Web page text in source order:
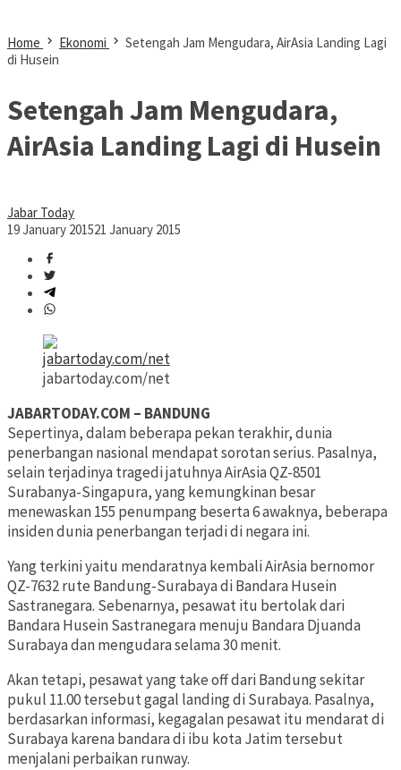
Home Ekonomi
Setengah Jam Mengudara, AirAsia Landing Lagi
di Husein
Setengah Jam Mengudara,
AirAsia Landing Lagi di Husein
Jabar Today
19 January 201521 January 2015
jabartoday.com/net
JABARTODAY.COM – BANDUNG
Sepertinya, dalam beberapa pekan terakhir, dunia
penerbangan nasional mendapat sorotan serius. Pasalnya,
selain terjadinya tragedi jatuhnya AirAsia QZ-8501
Surabanya-Singapura, yang kemungkinan besar
menewaskan 155 penumpang beserta 6 awaknya, beberapa
insiden dunia penerbangan terjadi di negara ini.
Yang terkini yaitu mendaratnya kembali AirAsia bernomor
QZ-7632 rute Bandung-Surabaya di Bandara Husein
Sastranegara. Sebenarnya, pesawat itu bertolak dari
Bandara Husein Sastranegara menuju Bandara Djuanda
Surabaya dan mengudara selama 30 menit.
Akan tetapi, pesawat yang take off dari Bandung sekitar
pukul 11.00 tersebut gagal landing di Surabaya. Pasalnya,
berdasarkan informasi, kegagalan pesawat itu mendarat di
Surabaya karena bandara di ibu kota Jatim tersebut
menjalani perbaikan runway.